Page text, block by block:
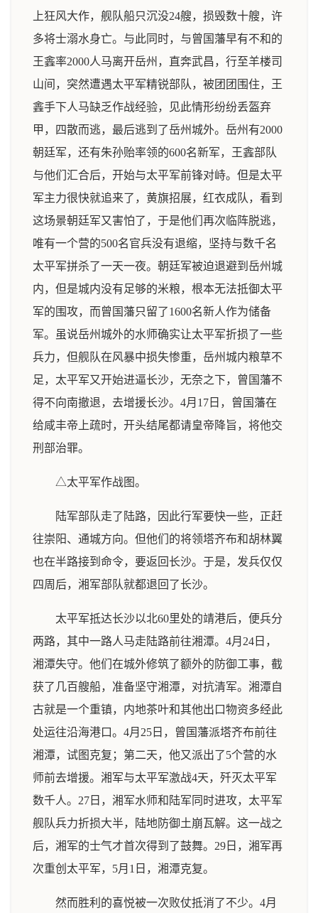
上狂风大作，舰队船只沉没24艘，损毁数十艘，许
多将士溺水身亡。与此同时，与曾国藩早有不和的
王錱率2000人马离开岳州，直奔武昌，行至羊楼司
山间，突然遭遇太平军精锐部队，被团团围住，王
錱手下人马缺乏作战经验，见此情形纷纷丢盔弃
甲，四散而逃，最后逃到了岳州城外。岳州有2000
朝廷军，还有朱孙贻率领的600名新军，王錱部队
与他们汇合后，开始与太平军前锋对峙。但是太平
军主力很快就追来了，黄旗招展，红衣成队，看到
这场景朝廷军又害怕了，于是他们再次临阵脱逃，
唯有一个营的500名官兵没有退缩，坚持与数千名
太平军拼杀了一天一夜。朝廷军被迫退避到岳州城
内，但是城内没有足够的米粮，根本无法抵御太平
军的围攻，而曾国藩只留了1600名新人作为储备
军。虽说岳州城外的水师确实让太平军折损了一些
兵力，但舰队在风暴中损失惨重，岳州城内粮草不
足，太平军又开始进逼长沙，无奈之下，曾国藩不
得不向南撤退，去增援长沙。4月17日，曾国藩在
给咸丰帝上疏时，开头结尾都请皇帝降旨，将他交
刑部治罪。
△太平军作战图。
陆军部队走了陆路，因此行军要快一些，正赶
往崇阳、通城方向。但他们的将领塔齐布和胡林翼
也在半路接到命令，要返回长沙。于是，发兵仅仅
四周后，湘军部队就都退回了长沙。
太平军抵达长沙以北60里处的靖港后，便兵分
两路，其中一路人马走陆路前往湘潭。4月24日，
湘潭失守。他们在城外修筑了额外的防御工事，截
获了几百艘船，准备坚守湘潭，对抗清军。湘潭自
古就是一个重镇，内地茶叶和其他出口物资多经此
处运往沿海港口。4月25日，曾国藩派塔齐布前往
湘潭，试图克复；第二天，他又派出了5个营的水
师前去增援。湘军与太平军激战4天，歼灭太平军
数千人。27日，湘军水师和陆军同时进攻，太平军
舰队兵力折损大半，陆地防御土崩瓦解。这一战之
后，湘军的士气才首次得到了鼓舞。29日，湘军再
次重创太平军，5月1日，湘潭克复。
然而胜利的喜悦被一次败仗抵消了不少。4月